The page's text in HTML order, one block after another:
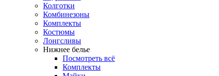
Колготки
Комбинезоны
Комплекты
Костюмы
Лонгсливы
Нижнее белье
Посмотреть всё
Комплекты